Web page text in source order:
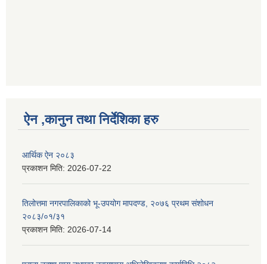
ऐन ,कानुन तथा निर्देशिका हरु
आर्थिक ऐन २०८३
प्रकाशन मिति: 2026-07-22
तिलोत्तमा नगरपालिकाको भू-उपयोग मापदण्ड, २०७६ प्रथम संशोधन
२०८३/०१/३१
प्रकाशन मिति: 2026-07-14